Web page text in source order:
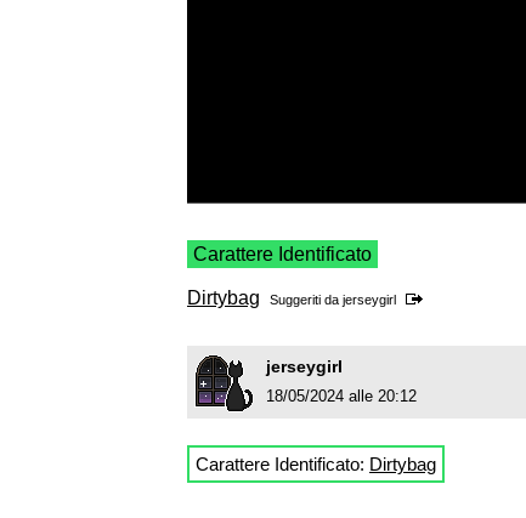
Carattere Identificato
Dirtybag Suggeriti da jerseygirl
jerseygirl
18/05/2024 alle 20:12
Carattere Identificato: Dirtybag